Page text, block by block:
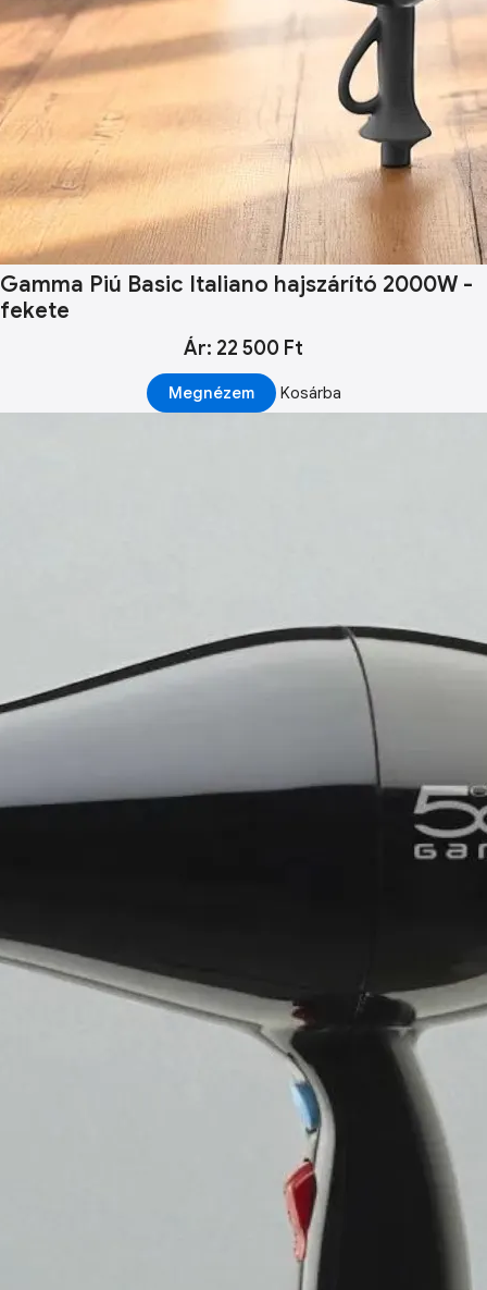
Gamma Piú Basic Italiano hajszárító 2000W -
fekete
Ár: 22 500 Ft
Megnézem Kosárba